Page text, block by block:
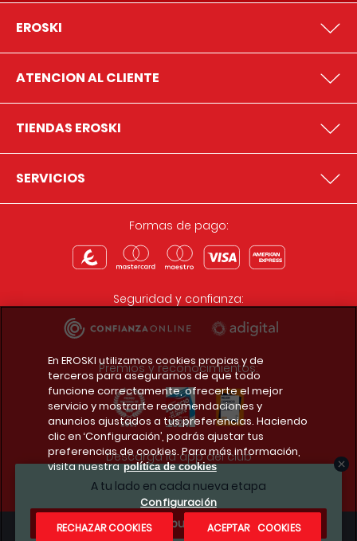
A tu lado en cada nueva etapa
¿Te apuntas?
EROSKI
ATENCION AL CLIENTE
TIENDAS EROSKI
SERVICIOS
Formas de pago:
Seguridad y confianza:
Premios y reconocimientos:
Descarga la app del club
En EROSKI utilizamos cookies propias y de
terceros para asegurarnos de que todo
funcione correctamente, ofrecerte el mejor
servicio y mostrarte recomendaciones y
anuncios ajustados a tus preferencias. Haciendo
clic en ‘Configuración’, podrás ajustar tus
preferencias de cookies. Para más información,
visita nuestra política de cookies
Configuración
RECHAZAR COOKIES
ACEPTAR COOKIES